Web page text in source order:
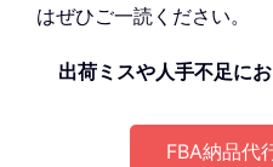
はぜひご一読ください。
出荷ミスや人手不足に
FBA納品代